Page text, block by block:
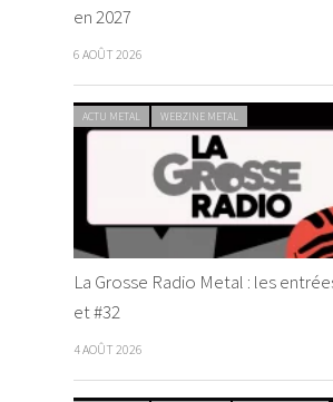
en 2027
6 AOÛT 2026
ACTU METAL WEBZINE METAL
La Grosse Radio Metal : les
et #32
4 AOÛT 2026